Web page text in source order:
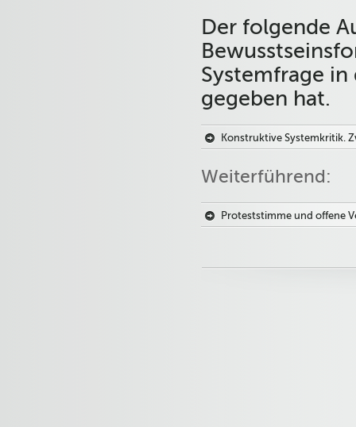
Der folgende
Systemfrage
gegeben hat.
Konstruktive Systemkritik.
Weiterführend:
Proteststimme und offene